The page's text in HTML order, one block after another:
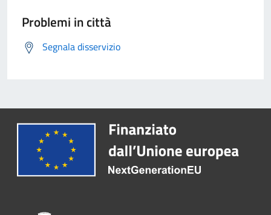
Problemi in città
Segnala disservizio